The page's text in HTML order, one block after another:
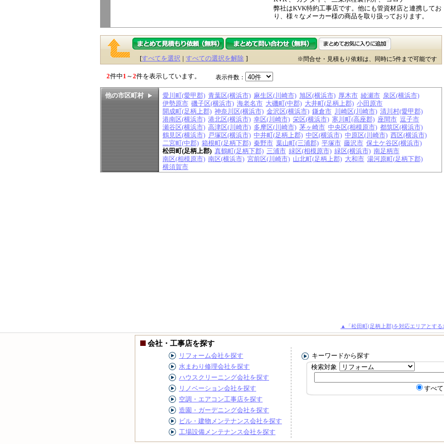
弊社はKVK特約工事店です。他にも管資材店と連携してお
り、様々なメーカー様の商品を取り扱っております。
[すべてを選択 | すべての選択を解除 ] ※問合せ・見積もり依頼は、同時に5件まで可能です
2件中1 ～2件を表示しています。 表示件数：
他の市区町村 愛川町(愛甲郡) 青葉区(横浜市) 麻生区(川崎市) 旭区(横浜市) 厚木市 綾瀬市 泉区(横浜市)
伊勢原市 磯子区(横浜市) 海老名市 大磯町(中郡) 大井町(足柄上郡) 小田原市
開成町(足柄上郡) 神奈川区(横浜市) 金沢区(横浜市) 鎌倉市 川崎区(川崎市) 清川村(愛甲郡)
港南区(横浜市) 港北区(横浜市) 幸区(川崎市) 栄区(横浜市) 寒川町(高座郡) 座間市 逗子市
瀬谷区(横浜市) 高津区(川崎市) 多摩区(川崎市) 茅ヶ崎市 中央区(相模原市) 都筑区(横浜市)
鶴見区(横浜市) 戸塚区(横浜市) 中井町(足柄上郡) 中区(横浜市) 中原区(川崎市) 西区(横浜市)
二宮町(中郡) 箱根町(足柄下郡) 秦野市 葉山町(三浦郡) 平塚市 藤沢市 保土ケ谷区(横浜市)
松田町(足柄上郡) 真鶴町(足柄下郡) 三浦市 緑区(相模原市) 緑区(横浜市) 南足柄市
南区(相模原市) 南区(横浜市) 宮前区(川崎市) 山北町(足柄上郡) 大和市 湯河原町(足柄下郡)
横須賀市
▲「松田町(足柄上郡)を対応エリアとす
会社・工事店を探す
リフォーム会社を探す
水まわり修理会社を探す
ハウスクリーニング会社を探す
リノベーション会社を探す
空調・エアコン工事店を探す
造園・ガーデニング会社を探す
ビル・建物メンテナンス会社を探す
工場設備メンテナンス会社を探す
キーワードから探す
検索対象
すべて